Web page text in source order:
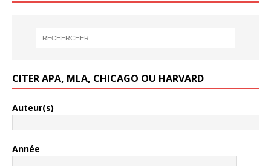
CITER APA, MLA, CHICAGO OU HARVARD
Auteur(s)
Année